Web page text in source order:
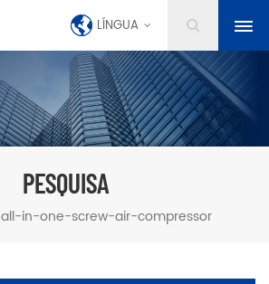
LÍNGUA
PESQUISA
all-in-one-screw-air-compressor